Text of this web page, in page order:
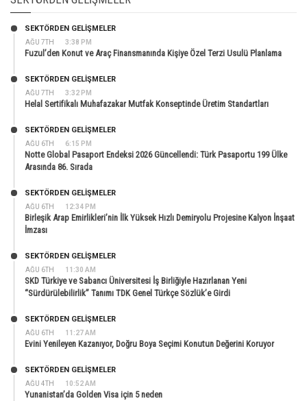
AĞU 7TH 3:38 PM
SEKTÖRDEN GELIŞMELER
Fuzul’den Konut ve Araç Finansmanında Kişiye Özel Terzi Usulü Planlama
AĞU 7TH 3:32 PM
SEKTÖRDEN GELIŞMELER
Helal Sertifikalı Muhafazakar Mutfak Konseptinde Üretim Standartları
AĞU 6TH 6:15 PM
SEKTÖRDEN GELIŞMELER
Notte Global Pasaport Endeksi 2026 Güncellendi: Türk Pasaportu 199 Ülke
Arasında 86. Sırada
AĞU 6TH 12:34 PM
SEKTÖRDEN GELIŞMELER
Birleşik Arap Emirlikleri’nin İlk Yüksek Hızlı Demiryolu Projesine Kalyon İnşaat
İmzası
AĞU 6TH 11:30 AM
SEKTÖRDEN GELIŞMELER
SKD Türkiye ve Sabancı Üniversitesi İş Birliğiyle Hazırlanan Yeni
“Sürdürülebilirlik” Tanımı TDK Genel Türkçe Sözlük’e Girdi
AĞU 6TH 11:27 AM
SEKTÖRDEN GELIŞMELER
Evini Yenileyen Kazanıyor, Doğru Boya Seçimi Konutun Değerini Koruyor
AĞU 4TH 10:52 AM
SEKTÖRDEN GELIŞMELER
Yunanistan’da Golden Visa için 5 neden